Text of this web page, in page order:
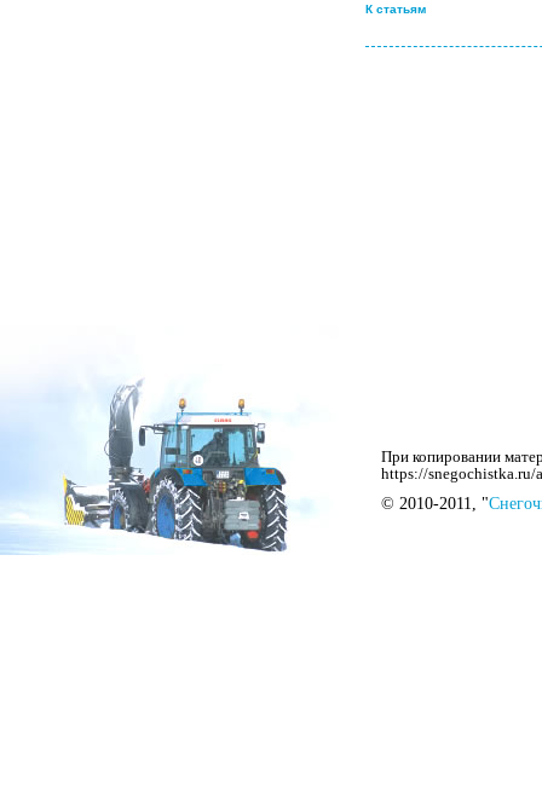
К статьям
При копировании
https://snegochistka.ru/
© 2010-2011, "